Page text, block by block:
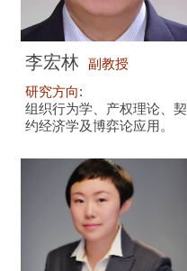
李宏林
副教授
研究方向:
组织行为学、产权理论、契
约经济学及博弈论应用。